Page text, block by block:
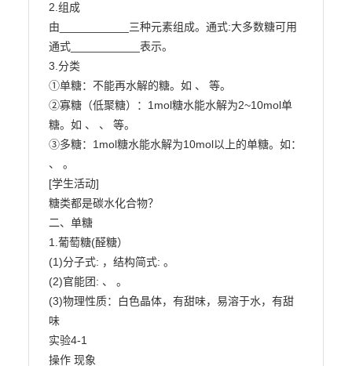
2.组成
由___________三种元素组成。通式:大多数糖可用
通式___________表示。
3.分类
①单糖：不能再水解的糖。如 、 等。
②寡糖（低聚糖）：1mol糖水能水解为2~10mol单
糖。如 、 、 等。
③多糖：1mol糖水能水解为10mol以上的单糖。如：
、 。
[学生活动]
糖类都是碳水化合物？
二、单糖
1.葡萄糖(醛糖）
(1)分子式: ，结构简式: 。
(2)官能团: 、 。
(3)物理性质：白色晶体，有甜味，易溶于水，有甜
味
实验4-1
操作 现象